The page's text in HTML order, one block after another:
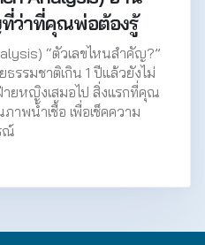
ที่ว่าที่คุณพ่อต้องรู้
“ตัวเลขไหนสำคัญ?”
รรมชาติเกิน 1 ปีแล้วยังไม่
ยหญิงเสมอไป สิ่งแรกที่คุณ
าพน้ำเชื้อ เพื่อเช็คความ
ณ์